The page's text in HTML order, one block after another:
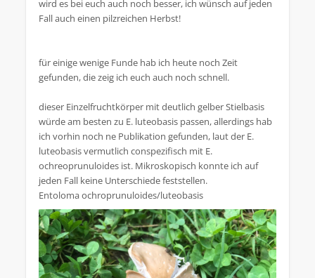
wird es bei euch auch noch besser, ich wünsch auf jeden
Fall auch einen pilzreichen Herbst!
für einige wenige Funde hab ich heute noch Zeit
gefunden, die zeig ich euch auch noch schnell.
dieser Einzelfruchtkörper mit deutlich gelber Stielbasis
würde am besten zu E. luteobasis passen, allerdings hab
ich vorhin noch ne Publikation gefunden, laut der E.
luteobasis vermutlich conspezifisch mit E.
ochreoprunuloides ist. Mikroskopisch konnte ich auf
jeden Fall keine Unterschiede feststellen.
Entoloma ochroprunuloides/luteobasis